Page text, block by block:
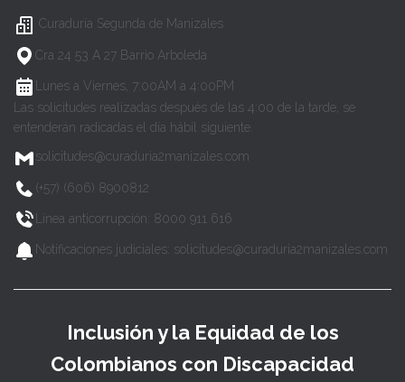
Curaduría Segunda de Manizales
Cra 24 53 A 27 Barrio Arboleda
Lunes a Viernes, 7:00AM a 4:00PM
Las solicitudes realizadas después de las 4:00 de la tarde, se
entenderán radicadas el día hábil siguiente.
solicitudes@curaduria2manizales.com
(+57) (606) 8900812
Línea anticorrupción: 8000 911 616
Notificaciones judiciales: solicitudes@curaduria2manizales.com
Inclusión y la Equidad de los
Colombianos con Discapacidad